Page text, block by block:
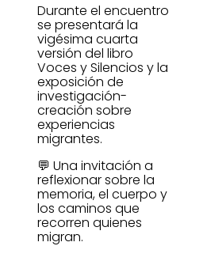
Durante el encuentro
se presentará la
vigésima cuarta
versión del libro
Voces y Silencios y la
exposición de
investigación-
creación sobre
experiencias
migrantes.
💬 Una invitación a
reflexionar sobre la
memoria, el cuerpo y
los caminos que
recorren quienes
migran.